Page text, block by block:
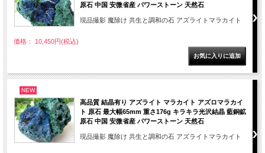
原石 中国 安微省産 パワーストーン 天然石
現品撮影 魔除け 共生と調和の石 アズライトマラカイト
価格： 10,450円(税込)
NEW
高品質 結晶有り アズライト マラカイト アズロマラカイ
ト 原石 最大幅65mm 重さ176g キラキラ光沢結晶 藍銅鉱
原石 中国 安微省産 パワーストーン 天然石
現品撮影 魔除け 共生と調和の石 アズライトマラカイト